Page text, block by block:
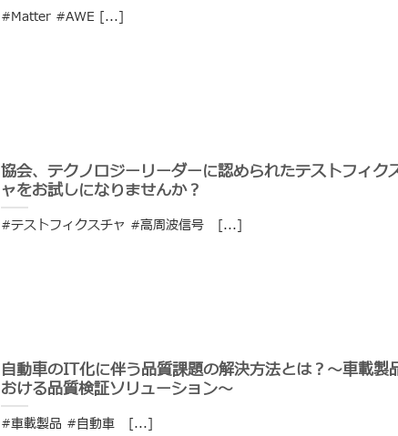
#Matter #AWE [...]
協会、テクノロジーリーダーに認められたテストフィク
ャをお試しになりませんか？
#テストフィクスチャ #高周波信号 [...]
自動車のIT化に伴う品質課題の解決方法とは？～車載製
おける品質検証ソリューション～
#車載製品 #自動車 [...]